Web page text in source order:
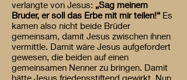
verlangte von Jesus: „Sag meinem
Bruder, er soll das Erbe mit mir teilen!“ Es
kamen also nicht beide Brüder
gemeinsam, damit Jesus zwischen ihnen
vermittle. Damit wäre Jesus aufgefordert
gewesen, die beiden auf einen
gemeinsamen Nenner zu bringen. Damit
hätte Jesus friedensstiftend gewirkt. Nun